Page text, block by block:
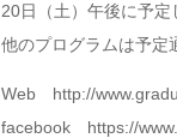
20日（土）午後に予定
他のプログラムは予定
Web http://
facebook https://